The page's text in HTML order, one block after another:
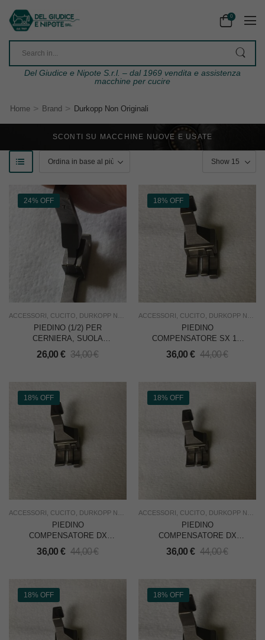
0
Del Giudice e Nipote S.r.l. – dal 1969 vendita e assistenza
macchine per cucire
Home > Brand > Durkopp Non Originali
SCONTI SU MACCHINE NUOVE E USATE
24% OFF
ACCESSORI CUCITO DURKOPP NON ORIGINALI ,NUOVO, RICAMBI, USO
PIEDINO (1/2) PER
CERNIERA, SUOLA
LARGA mm.7 PER
DURKOPP 212 – MADE IN
26,00 € 34,00€
18% OFF
ACCESSORI CUCITO DURKOPP NON ORIGINALI
PIEDINO
COMPENSATORE SX 1/8
= mm.3,18 PER
DURKOPP 212 – MADE IN
36,00 € 44,00€
18% OFF
ACCESSORI CUCITO DURKOPP NON ORIGINALI ,NUOVO, RICAMBI, USO
PIEDINO
COMPENSATORE DX
1/16 = mm.1,59 PER
DURKOPP 212 – MADE IN
36,00 € 44,00€
18% OFF
ACCESSORI CUCITO DURKOPP NON ORIGINALI
PIEDINO
COMPENSATORE DX
1/32 = mm.0,79 PER
DURKOPP 212 – MADE IN
36,00 € 44,00€
18% OFF 18% OFF